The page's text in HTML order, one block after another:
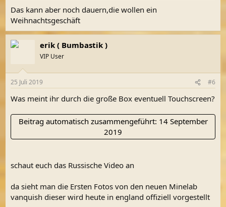
Das kann aber noch dauern,die wollen ein
Weihnachtsgeschäft
erik ( Bumbastik )
VIP User
25 Juli 2019 #6
Was meint ihr durch die große Box eventuell Touchscreen?
Beitrag automatisch zusammengeführt: 14 September
2019
schaut euch das Russische Video an
da sieht man die Ersten Fotos von den neuen Minelab
vanquish dieser wird heute in england offiziell vorgestellt